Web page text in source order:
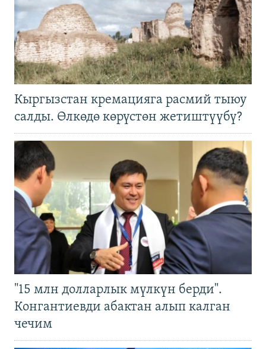
Кыргызстан кремацияга расмий тыюу
салды. Өлкөдө көрүстөн жетиштүүбү?
"15 млн долларлык мүлкүн берди".
Конгантиевди абактан алып калган
чечим